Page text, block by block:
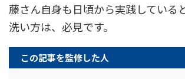
藤さん自身も日頃から実践している
洗い方は、必見です。
この記事を監修した人